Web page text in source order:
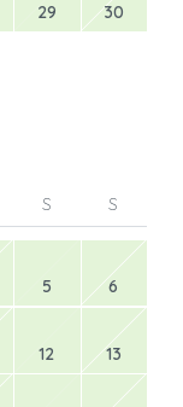
29 30
S S
5 6
12 13